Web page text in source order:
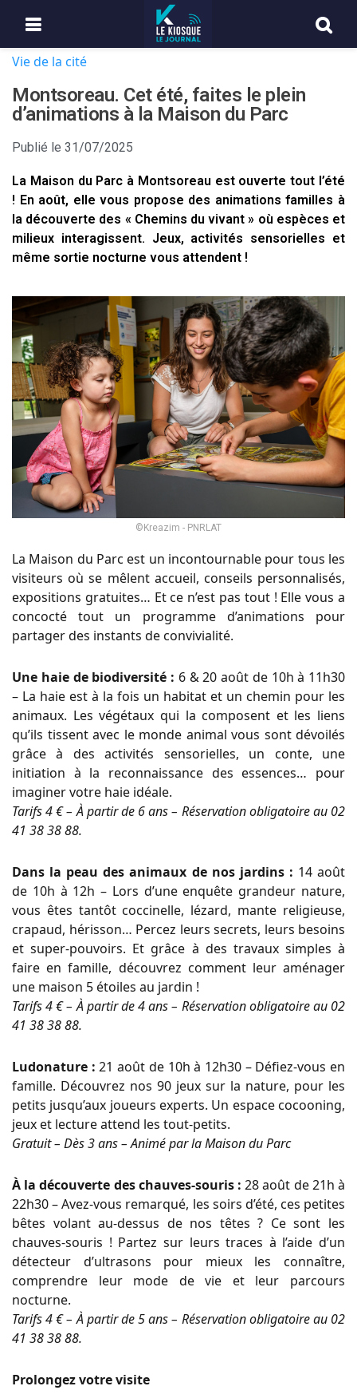
Vie de la cité
Montsoreau. Cet été, faites le plein
d’animations à la Maison du Parc
Publié le 31/07/2025
La Maison du Parc à Montsoreau est ouverte tout l’été
! En août, elle vous propose des animations familles à
la découverte des « Chemins du vivant » où espèces et
milieux interagissent. Jeux, activités sensorielles et
même sortie nocturne vous attendent !
©Kreazim - PNRLAT
La Maison du Parc est un incontournable pour tous les
visiteurs où se mêlent accueil, conseils personnalisés,
expositions gratuites… Et ce n’est pas tout ! Elle vous a
concocté tout un programme d’animations pour
partager des instants de convivialité.
Une haie de biodiversité : 6 & 20 août de 10h à 11h30
– La haie est à la fois un habitat et un chemin pour les
animaux. Les végétaux qui la composent et les liens
qu’ils tissent avec le monde animal vous sont dévoilés
grâce à des activités sensorielles, un conte, une
initiation à la reconnaissance des essences… pour
imaginer votre haie idéale.
Tarifs 4 € – À partir de 6 ans – Réservation obligatoire au 02
41 38 38 88.
Dans la peau des animaux de nos jardins : 14 août
de 10h à 12h – Lors d’une enquête grandeur nature,
vous êtes tantôt coccinelle, lézard, mante religieuse,
crapaud, hérisson… Percez leurs secrets, leurs besoins
et super-pouvoirs. Et grâce à des travaux simples à
faire en famille, découvrez comment leur aménager
une maison 5 étoiles au jardin !
Tarifs 4 € – À partir de 4 ans – Réservation obligatoire au 02
41 38 38 88.
Ludonature : 21 août de 10h à 12h30 – Défiez-vous en
famille. Découvrez nos 90 jeux sur la nature, pour les
petits jusqu’aux joueurs experts. Un espace cocooning,
jeux et lecture attend les tout-petits.
Gratuit – Dès 3 ans – Animé par la Maison du Parc
À la découverte des chauves-souris : 28 août de 21h à
22h30 – Avez-vous remarqué, les soirs d’été, ces petites
bêtes volant au-dessus de nos têtes ? Ce sont les
chauves-souris ! Partez sur leurs traces à l’aide d’un
détecteur d’ultrasons pour mieux les connaître,
comprendre leur mode de vie et leur parcours
nocturne.
Tarifs 4 € – À partir de 5 ans – Réservation obligatoire au 02
41 38 38 88.
Prolongez votre visite